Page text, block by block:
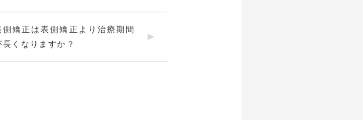
側矯正は表側矯正より治療期間
長くなりますか？